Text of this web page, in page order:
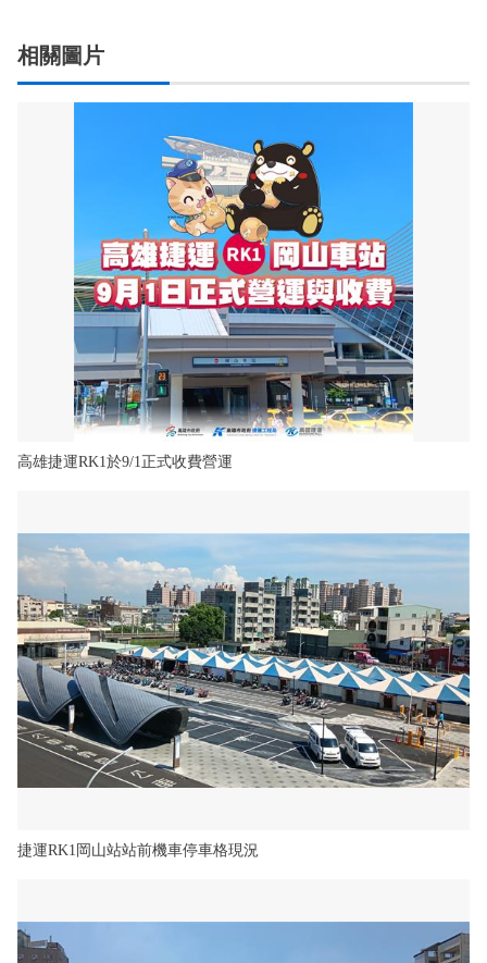
相關圖片
高雄捷運RK1於9/1正式收費營運
捷運RK1岡山站站前機車停車格現況